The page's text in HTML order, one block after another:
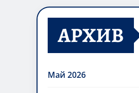
АРХИВ
Май 2026